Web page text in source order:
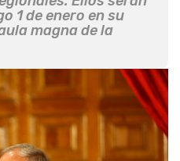
1 de enero en su
magna de la